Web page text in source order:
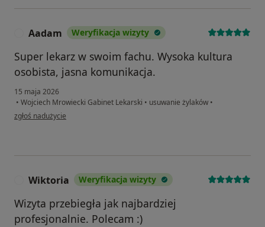
Aadam Weryfikacja wizyty
Super lekarz w swoim fachu. Wysoka kultura
osobista, jasna komunikacja.
15 maja 2026
• Wojciech Mrowiecki Gabinet Lekarski • usuwanie żylaków •
w opinii użytkownika Aadam
zgłoś nadużycie
Wiktoria Weryfikacja wizyty
Wizyta przebiegła jak najbardziej
profesjonalnie. Polecam :)